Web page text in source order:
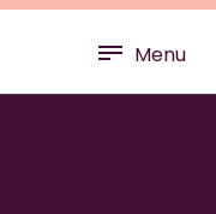
Menu